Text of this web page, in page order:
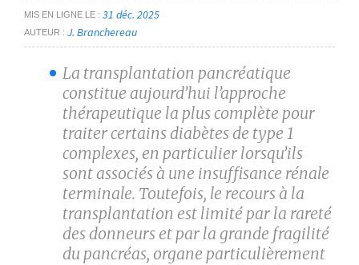
MIS EN LIGNE LE 31 déc. 2025
AUTEUR J. Branchereau
La transplantation pancréatique
constitue aujourd’hui l’approche
thérapeutique la plus complète pour
traiter certains diabètes de type 1
complexes, en particulier lorsqu’ils
sont associés à une insuffisance rénale
terminale. Toutefois, le recours à la
transplantation est limité par la rareté
des donneurs et par la grande fragilité
du pancréas, organe particulièrement